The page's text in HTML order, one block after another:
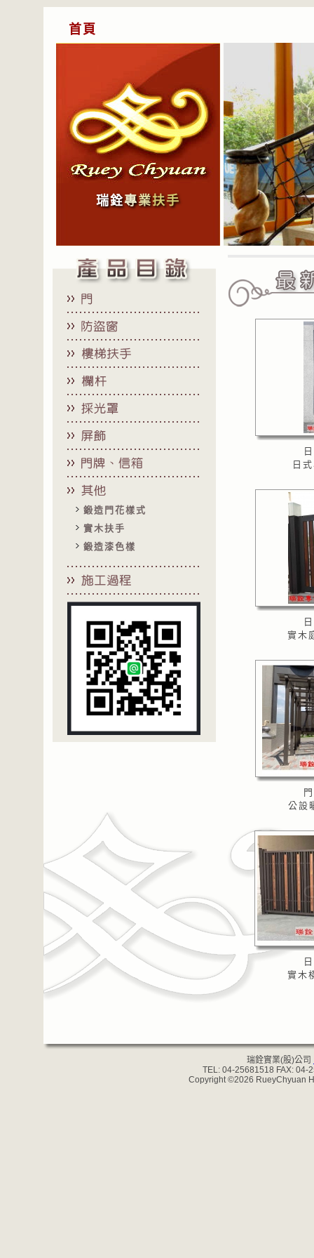
首頁
瑞銓專業扶手
鍛造門花樣式
實木扶手
鍛造漆色樣
日
實木
公設
實木
瑞銓實業(股)公司
TEL: 04-25681518 FAX: 04-
Copyright ©2026 RueyChyuan